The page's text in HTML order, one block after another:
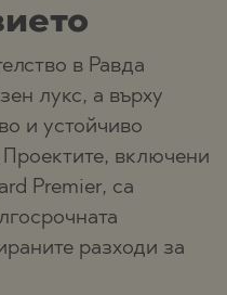
в Равда
лукс, а върху
и устойчиво
включени
Premier, са
разходи за